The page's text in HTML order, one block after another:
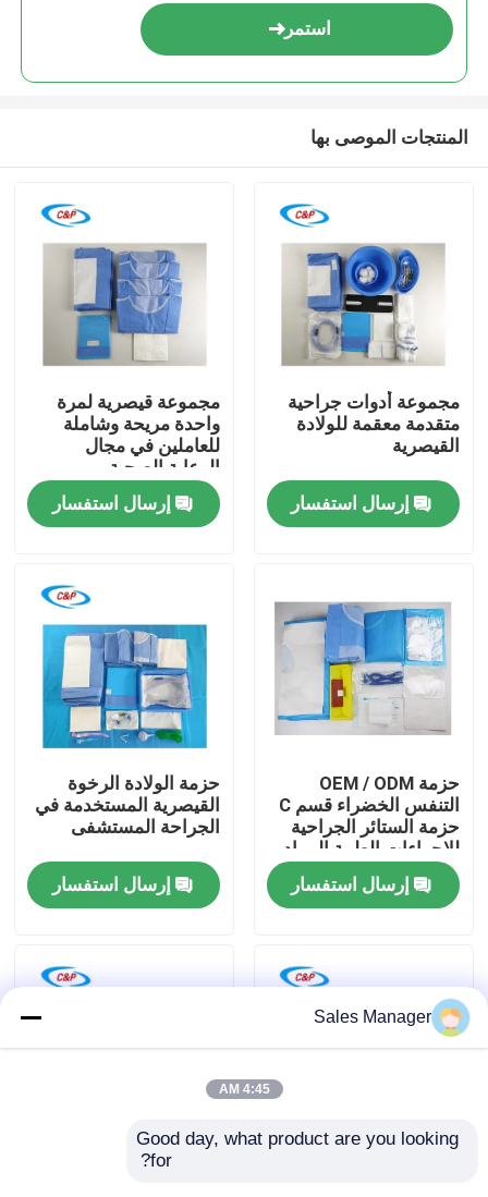
المنتجات
فيديوهات
برنامج VR
حولنا
جولة في المصنع
اتصل بنا
استمر
المنتجات الموصى بها
مجموعة أدوات جراحية
متقدمة معقمة للولادة
القيصرية
إرسال استفسار
مجموعة قيصرية لمرة
واحدة مريحة وشاملة
للعاملين في مجال
الرعاية الصحية
إرسال استفسار
حزمة OEM / ODM
التنفس الخضراء قسم C
حزمة الستائر الجراحية
للإجراءات الطبية المواد
إرسال استفسار
حزمة الولادة الرخوة
القيصرية المستخدمة في
الجراحة المستشفى
إرسال استفسار
مجموعة الحجاب الطبي
Sales Manager
4:45 AM
Good day, what product are you looking
for?